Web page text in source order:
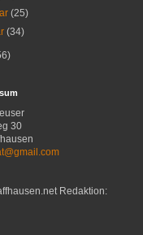
(25)
(34)
30
Redaktion: